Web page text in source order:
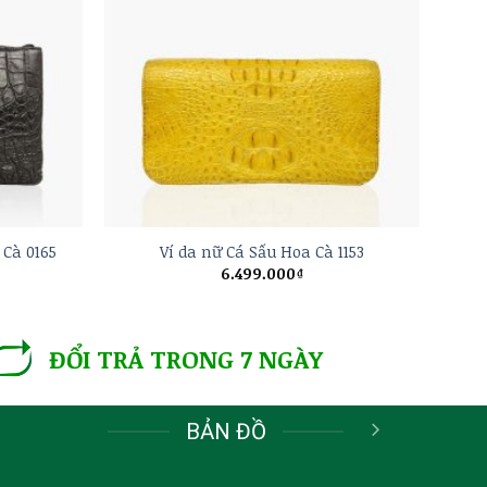
0165
Ví da nữ Cá Sấu Hoa Cà 1153
6.499.000₫
ĐỔI TRẢ TRONG 7 NGÀY
BẢN ĐỒ